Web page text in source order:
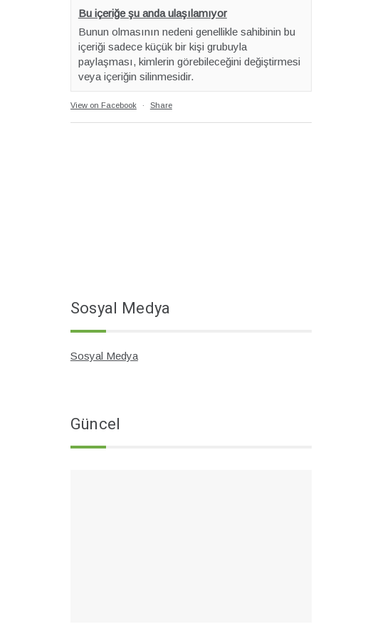
Bu içeriğe şu anda ulaşılamıyor
Bunun olmasının nedeni genellikle sahibinin bu
içeriği sadece küçük bir kişi grubuyla
paylaşması, kimlerin görebileceğini değiştirmesi
veya içeriğin silinmesidir.
View on Facebook · Share
Sosyal Medya
Sosyal Medya
Güncel